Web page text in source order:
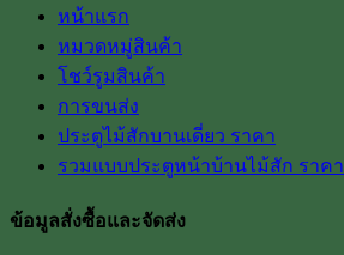
หน้าแรก
หมวดหมู่สินค้า
โชว์รูมสินค้า
การขนส่ง
ประตูไม้สักบานเดี่ยว ราคา
รวมแบบประตูหน้าบ้านไม้สัก ราคา
ข้อมูลสั่งซื้อและจัดส่ง